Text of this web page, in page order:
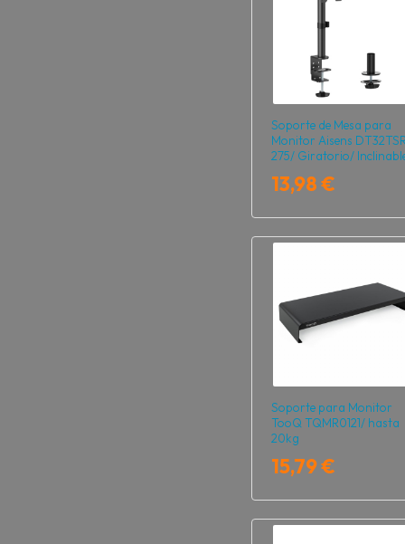
Soporte de Mesa para
Monitor Aisens
275/ Giratorio/
13,98 €
Soporte para Monitor
TooQ TQMR0121/ hasta
20kg
15,79 €